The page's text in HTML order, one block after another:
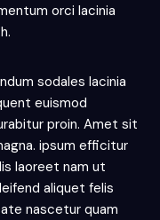
orci lacinia
sodales lacinia
euismod
proin. Amet sit
ipsum efficitur
laoreet nam ut
aliquet felis
nascetur quam